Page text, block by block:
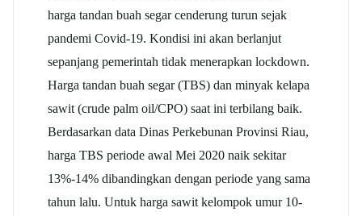
harga tandan buah segar cenderung turun sejak
pandemi Covid-19. Kondisi ini akan berlanjut
sepanjang pemerintah tidak menerapkan lockdown.
Harga tandan buah segar (TBS) dan minyak kelapa
sawit (crude palm oil/CPO) saat ini terbilang baik.
Berdasarkan data Dinas Perkebunan Provinsi Riau,
harga TBS periode awal Mei 2020 naik sekitar
13%-14% dibandingkan dengan periode yang sama
tahun lalu. Untuk harga sawit kelompok umur 10-